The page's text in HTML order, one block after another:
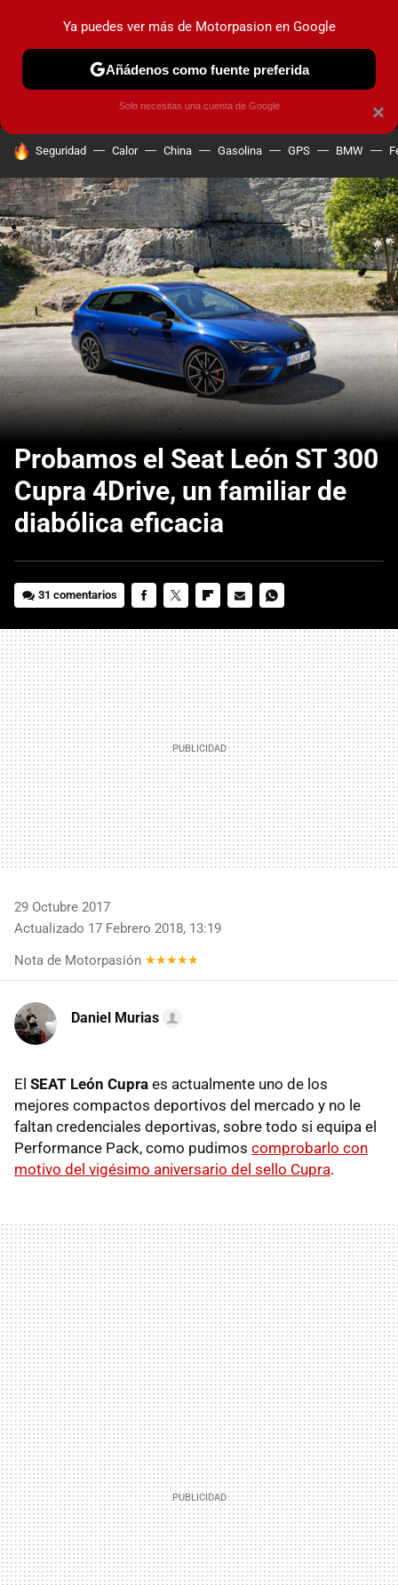
MENÚ NUEVO
COCHES ELÉCTRICOS OBSERVATORIO
HOY SE HABLA DE
Seguridad Calor China Gasolina GPS BMW
Probamos el Seat León ST 300
Cupra 4Drive, un familiar de
diabólica eficacia
31 comentarios
MAIL
29 Octubre 2017
Actualizado 17 Febrero 2018, 13:19
Nota de Motorpasión
Daniel Murias
El SEAT León Cupra es actualmente uno de los
mejores compactos deportivos del mercado y no le
faltan credenciales deportivas, sobre todo si equipa el
Performance Pack, como pudimos comprobarlo con
motivo del vigésimo aniversario del sello Cupra.
×
Ya puedes ver más de Motorpasion en Google
Añádenos como fuente preferida
Solo necesitas una cuenta de Google